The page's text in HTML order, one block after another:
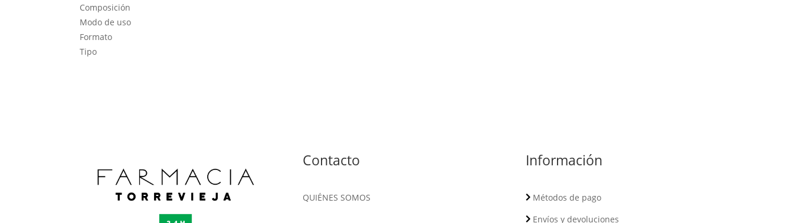
Composición
Modo de uso
Formato
Tipo
Contacto
QUIÉNES SOMOS
Información
Métodos de pago
Envíos y devoluciones